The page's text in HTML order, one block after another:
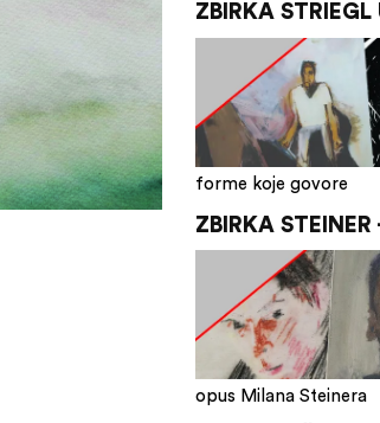
ZBIRKA
forme koje govore
ZBIRKA
opus Milana Steinera